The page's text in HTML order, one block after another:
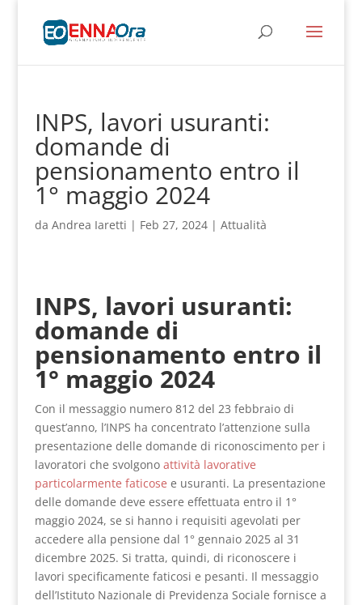
INPS, lavori usuranti:
domande di
pensionamento entro il
1° maggio 2024
da Andrea Iaretti | Feb 27, 2024| Attualità
INPS, lavori usuranti:
domande di
pensionamento entro il
1° maggio 2024
Con il messaggio numero 812 del 23 febbraio di
quest’anno, l’INPS ha concentrato l’attenzione sulla
presentazione delle domande di riconoscimento per i
lavoratori che svolgono attività lavorative
particolarmente faticose e usuranti. La presentazione
delle domande deve essere effettuata entro il 1°
maggio 2024, se si hanno i requisiti agevolati per
accedere alla pensione dal 1° gennaio 2025 al 31
dicembre 2025. Si tratta, quindi, di riconoscere i
lavori specificamente faticosi e pesanti. Il messaggio
dell’Istituto Nazionale di Previdenza Sociale fornisce a